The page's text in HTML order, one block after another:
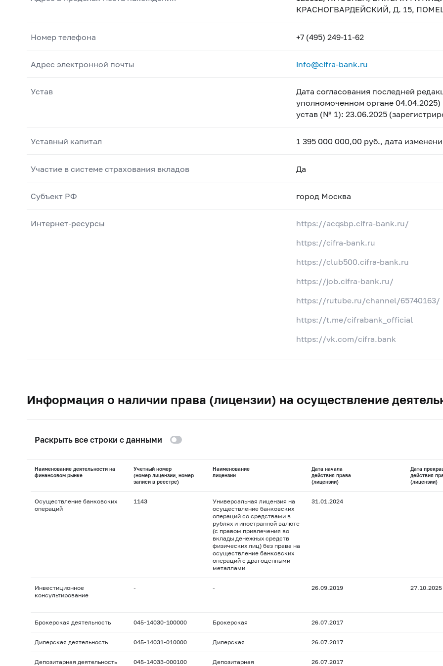
КРАСНОГВАРДЕЙСКИЙ, Д. 15,
Номер телефона +7 (495) 249-11-62
Адрес электронной почты info@cifra-bank.ru
Устав
Дата согласования последней
уполномоченном органе
устав (№ 1): 23.06.2025
Уставный капитал 1 395 000 000,00 руб., дата
Участие в системе страхования вкладов Да
Субъект РФ город Москва
Интернет-ресурсы https://acqsbp.cifra-bank.ru/
https://cifra-bank.ru
https://club500.cifra-bank.ru
https://job.cifra-bank.ru/
https://rutube.ru/channel/65740163/
https://t.me/cifrabank_official
https://vk.com/cifra.bank
Информация о наличии права (лицензии) на осуществление
Раскрыть все строки с данными
Наименование деятельности на
финансовом рынке
Учетный номер
(номер лицензии, номер
записи в реестре)
Наименование
лицензии
Дата начала
действия права
(лицензии)
Дата
действия
(лицензии)
Осуществление банковских
операций
1143
Универсальная лицензия на
осуществление банковских
операций со средствами в
рублях и иностранной валюте
(с правом привлечения во
вклады денежных средств
физических лиц) без права на
осуществление банковских
операций с драгоценными
металлами
31.01.2024
Инвестиционное
консультирование
- - 26.09.2019 27.10.2025
Брокерская деятельность 045-14030-100000 Брокерская 26.07.2017
Дилерская деятельность 045-14031-010000 Дилерская 26.07.2017
Депозитарная деятельность 045-14033-000100 Депозитарная 26.07.2017